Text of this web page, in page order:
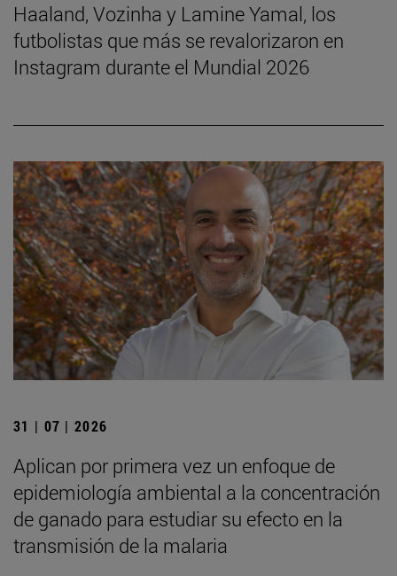
Haaland, Vozinha y Lamine Yamal, los
futbolistas que más se revalorizaron en
Instagram durante el Mundial 2026
31 | 07 | 2026
Aplican por primera vez un enfoque de
epidemiología ambiental a la concentración
de ganado para estudiar su efecto en la
transmisión de la malaria